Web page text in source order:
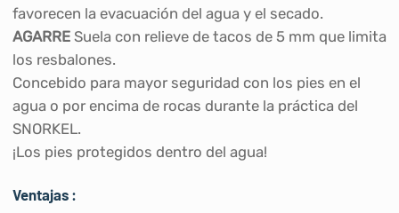
favorecen la evacuación del agua y el secado.
AGARRESuela con relieve de tacos de 5 mm que limita
los resbalones.
Concebido para mayor seguridad con los pies en el
agua o por encima de rocas durante la práctica del
SNORKEL.
¡Los pies protegidos dentro del agua!
Ventajas :